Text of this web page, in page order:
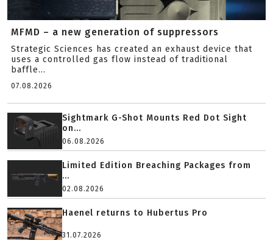
MFMD – a new generation of suppressors
Strategic Sciences has created an exhaust device that
uses a controlled gas flow instead of traditional
baffle...
07.08.2026
Sightmark G-Shot Mounts Red Dot Sight
on...
06.08.2026
Limited Edition Breaching Packages from
...
02.08.2026
Haenel returns to Hubertus Pro
31.07.2026